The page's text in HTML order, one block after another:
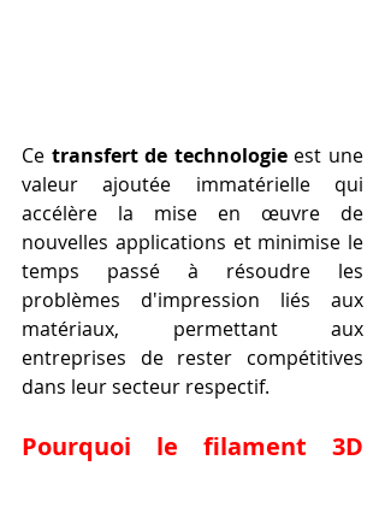
Ce transfert de technologie est une
valeur ajoutée immatérielle qui
accélère la mise en œuvre de
nouvelles applications et minimise le
temps passé à résoudre les
problèmes d'impression liés aux
matériaux, permettant aux
entreprises de rester compétitives
dans leur secteur respectif.
Pourquoi le filament 3D